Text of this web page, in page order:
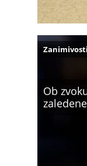
Ob
Zanimivosti